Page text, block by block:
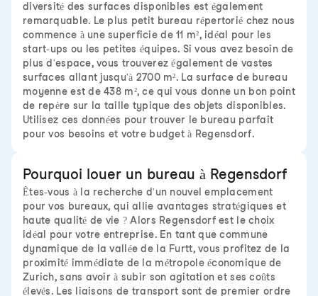
diversité des surfaces disponibles est également
remarquable. Le plus petit bureau répertorié chez nous
commence à une superficie de 11 m², idéal pour les
start-ups ou les petites équipes. Si vous avez besoin de
plus d'espace, vous trouverez également de vastes
surfaces allant jusqu'à 2700 m². La surface de bureau
moyenne est de 438 m², ce qui vous donne un bon point
de repère sur la taille typique des objets disponibles.
Utilisez ces données pour trouver le bureau parfait
pour vos besoins et votre budget à Regensdorf.
Pourquoi louer un bureau à Regensdorf
Êtes-vous à la recherche d'un nouvel emplacement
pour vos bureaux, qui allie avantages stratégiques et
haute qualité de vie ? Alors Regensdorf est le choix
idéal pour votre entreprise. En tant que commune
dynamique de la vallée de la Furtt, vous profitez de la
proximité immédiate de la métropole économique de
Zurich, sans avoir à subir son agitation et ses coûts
élevés. Les liaisons de transport sont de premier ordre